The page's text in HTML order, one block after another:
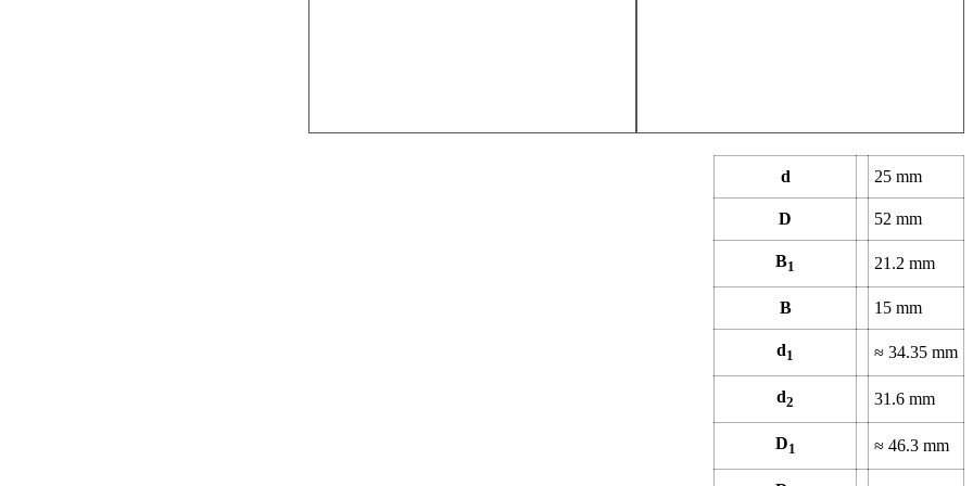
d 25 mm
D 52 mm
B1 21.2 mm
B 15 mm
d1 ≈ 34.35 mm
d2 31.6 mm
D1 ≈ 46.3 mm